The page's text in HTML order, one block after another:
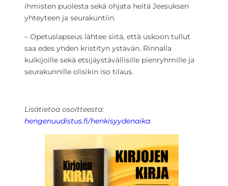
ihmisten puolesta sekä ohjata heitä Jeesuksen
yhteyteen ja seurakuntiin.
– Opetuslapseus lähtee siitä, että uskoon tullut
saa edes yhden kristityn ystävän. Rinnalla
kulkijoille sekä etsijäystävällisille pienryhmille ja
seurakunnille olisikin iso tilaus.
Lisätietoa osoitteesta:
hengenuudistus.fi/henkisyydenaika.